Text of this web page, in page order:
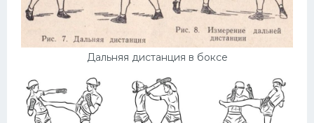
Дальняя дистанция в боксе